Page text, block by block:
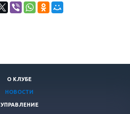
О КЛУБЕ
НОВОСТИ
УПРАВЛЕНИЕ